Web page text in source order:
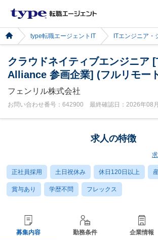
type転職エージェントIT ITエンジニア・
クラウドネイティブエンジニア
Alliance 参画企業] (フルリモー
フェンリル株式会社
お問い合わせ番号：642900 最終確認日：2026年08
求人の特徴
正社員採用 土日祝休み 休日120日以上
賞与あり 学歴不問 フレックス
募集内容 勤務条件 企業情報